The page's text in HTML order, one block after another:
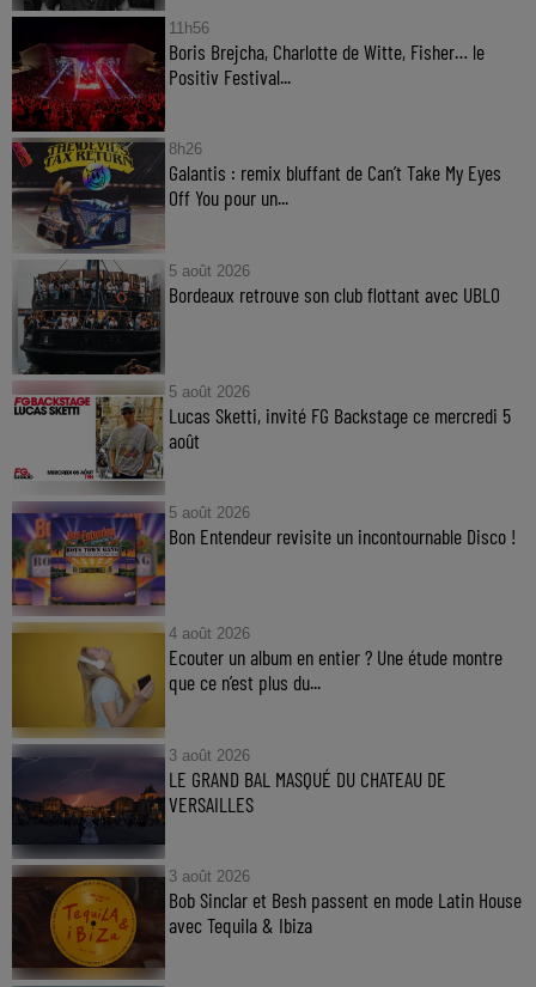
11h56
Boris Brejcha, Charlotte de Witte, Fisher… le
Positiv Festival...
8h26
Galantis : remix bluffant de Can’t Take My Eyes
Off You pour un...
5 août 2026
Bordeaux retrouve son club flottant avec UBLO
5 août 2026
Lucas Sketti, invité FG Backstage ce mercredi 5
août
5 août 2026
Bon Entendeur revisite un incontournable Disco !
4 août 2026
Ecouter un album en entier ? Une étude montre
que ce n’est plus du...
3 août 2026
LE GRAND BAL MASQUÉ DU CHATEAU DE
VERSAILLES
3 août 2026
Bob Sinclar et Besh passent en mode Latin House
avec Tequila & Ibiza